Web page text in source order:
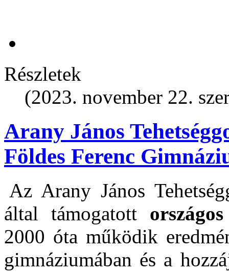
Részletek
(2023. november 22.
Arany János
Földes Ferenc
Az Arany János
által támogatott
2000 óta működik
gimnáziumában és a